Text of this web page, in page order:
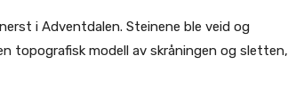
i Adventdalen. Steinene ble veid og
topografisk modell av skråningen og sletten,